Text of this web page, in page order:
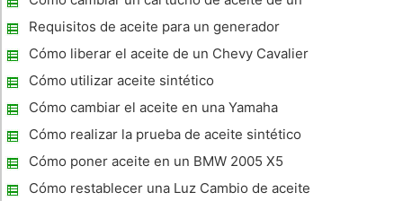
usted pueda asegurarse de que es correcta. Si cambia el
aceitemotor VR6
Requisitos de aceite para un generador
Honda
Cómo liberar el aceite de un Chevy Cavalier
Z24 1997
Cómo utilizar aceite sintético
Cómo cambiar el aceite en una Yamaha
1600
Cómo realizar la prueba de aceite sintético
Cómo poner aceite en un BMW 2005 X5
Cómo restablecer una Luz Cambio de aceite